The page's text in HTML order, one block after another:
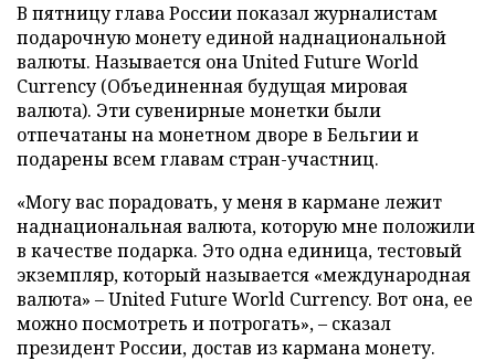
В пятницу глава России показал журналистам
подарочную монету единой наднациональной
валюты. Называется она United Future World
Currency (Объединенная будущая мировая
валюта). Эти сувенирные монетки были
отпечатаны на монетном дворе в Бельгии и
подарены всем главам стран-участниц.
«Могу вас порадовать, у меня в кармане лежит
наднациональная валюта, которую мне положили
в качестве подарка. Это одна единица, тестовый
экземпляр, который называется «международная
валюта» – United Future World Currency. Вот она, ее
можно посмотреть и потрогать», – сказал
президент России, достав из кармана монету.